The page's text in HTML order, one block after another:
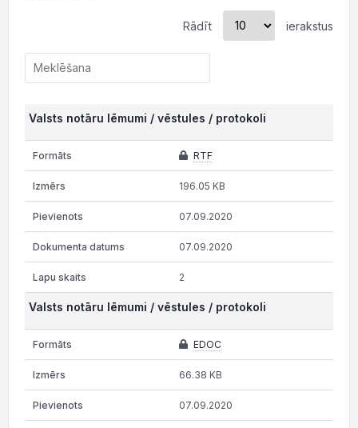
Rādīt ierakstus
Valsts notāru lēmumi / vēstules / protokoli
RTF
196.05 KB
07.09.2020
07.09.2020
2
Valsts notāru lēmumi / vēstules / protokoli
EDOC
66.38 KB
07.09.2020